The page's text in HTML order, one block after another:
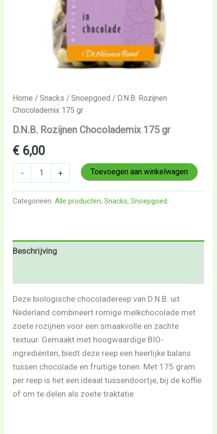
Home /Snacks /Snoepgoed / D.N.B. Rozijnen
Chocolademix 175 gr
D.N.B. Rozijnen Chocolademix 175 gr
€ 6,00
- + Toevoegen aan winkelwagen
Categorieën:Alle producten,Snacks,Snoepgoed
Beschrijving
Deze biologische chocoladereep van D.N.B. uit
Nederland combineert romige melkchocolade met
zoete rozijnen voor een smaakvolle en zachte
textuur. Gemaakt met hoogwaardige BIO-
ingrediënten, biedt deze reep een heerlijke balans
tussen chocolade en fruitige tonen. Met 175 gram
per reep is het een ideaal tussendoortje, bij de koffie
of om te delen als zoete traktatie.